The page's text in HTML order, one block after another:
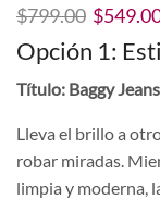
$799.00 El
original
era:
$799.00.
$
Opción 1:
Título: Baggy
Lleva el brillo a
robar miradas.
limpia y moderna,